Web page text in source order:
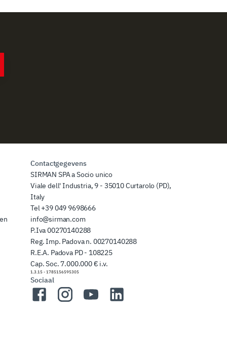
Contactgegevens
SIRMAN SPA a Socio unico
Viale dell' Industria, 9 - 35010 Curtarolo (PD),
Italy
Tel+39 049 9698666
info@sirman.com
P.Iva 00270140288
Reg. Imp. Padova n. 00270140288
R.E.A. Padova PD - 108225
Cap. Soc. 7.000.000 € i.v.
1.3.15 - 1785156595305
Sociaal
FacebookInstagramYouTubeLinkedIn